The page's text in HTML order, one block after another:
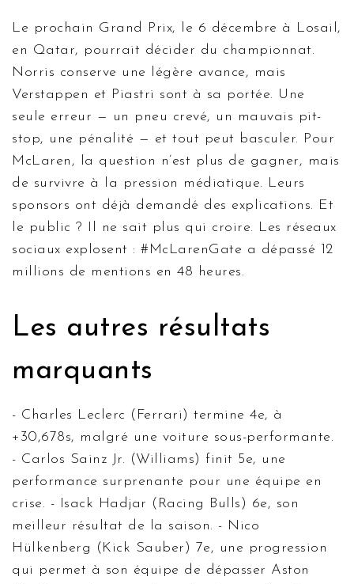
Le prochain Grand Prix, le 6 décembre à Losail,
en Qatar, pourrait décider du championnat.
Norris conserve une légère avance, mais
Verstappen et Piastri sont à sa portée. Une
seule erreur — un pneu crevé, un mauvais pit-
stop, une pénalité — et tout peut basculer. Pour
McLaren, la question n’est plus de gagner, mais
de survivre à la pression médiatique. Leurs
sponsors ont déjà demandé des explications. Et
le public ? Il ne sait plus qui croire. Les réseaux
sociaux explosent : #McLarenGate a dépassé 12
millions de mentions en 48 heures.
Les autres résultats
marquants
- Charles Leclerc (Ferrari) termine 4e, à
+30,678s, malgré une voiture sous-performante.
- Carlos Sainz Jr. (Williams) finit 5e, une
performance surprenante pour une équipe en
crise. - Isack Hadjar (Racing Bulls) 6e, son
meilleur résultat de la saison. - Nico
Hülkenberg (Kick Sauber) 7e, une progression
qui permet à son équipe de dépasser Aston